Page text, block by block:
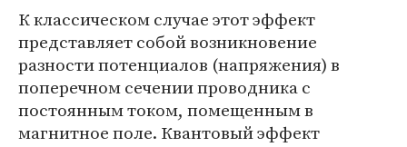
К классическом случае этот эффект
представляет собой возникновение
разности потенциалов (напряжения) в
поперечном сечении проводника с
постоянным током, помещенным в
магнитное поле. Квантовый эффект